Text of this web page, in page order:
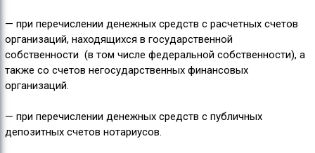
— при перечислении денежных средств с расчетных счетов
организаций, находящихся в государственной
собственности (в том числе федеральной собственности), а
также со счетов негосударственных финансовых
организаций.
— при перечислении денежных средств с публичных
депозитных счетов нотариусов.